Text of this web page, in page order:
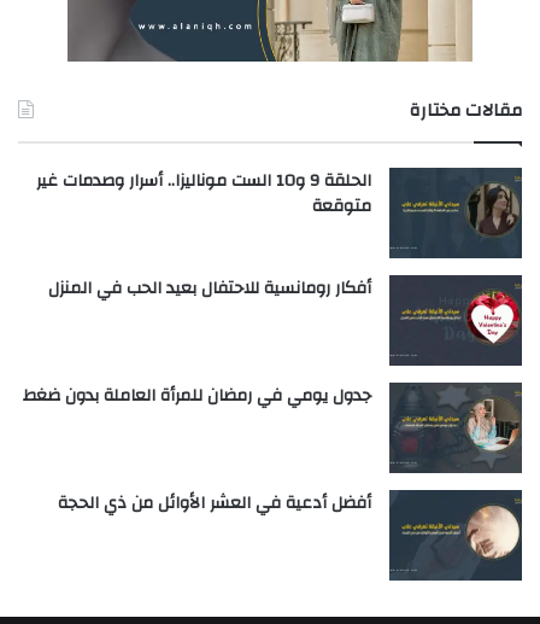
مقالات مختارة
الحلقة 9 و10 الست موناليزا.. أسرار وصدمات غير
متوقعة
أفكار رومانسية للاحتفال بعيد الحب في المنزل
جدول يومي في رمضان للمرأة العاملة بدون ضغط
أفضل أدعية في العشر الأوائل من ذي الحجة